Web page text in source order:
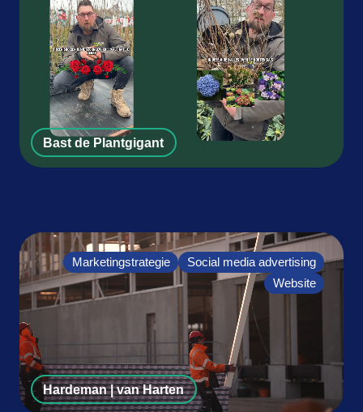
Bast de Plantgigant
Marketingstrategie
Social media advertising
Website
Hardeman | van Harten